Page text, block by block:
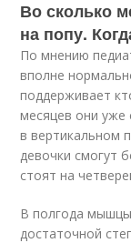
Во сколько
на попу.
По мнению
вполне
поддерживает
месяцев они уже
в вертикальном
девочки смогут
стоят на
В полгода
достаточной